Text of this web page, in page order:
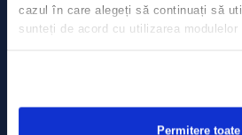
cazul în care alegeți să continuați să
sunteți de acord cu utilizarea modulelor
Permitere toate
Data Processing policy